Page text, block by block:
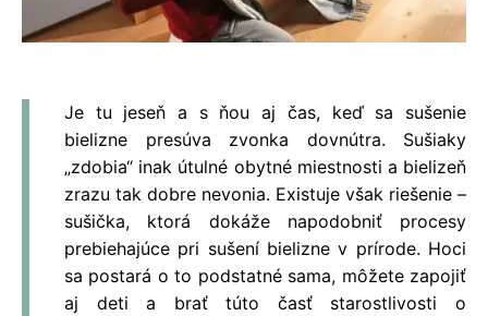
Je tu jeseň a s ňou aj čas, keď sa sušenie
bielizne presúva zvonka dovnútra. Sušiaky
„zdobia“ inak útulné obytné miestnosti a bielizeň
zrazu tak dobre nevonia. Existuje však riešenie –
sušička, ktorá dokáže napodobniť procesy
prebiehajúce pri sušení bielizne v prírode. Hoci
sa postará o to podstatné sama, môžete zapojiť
aj deti a brať túto časť starostlivosti o